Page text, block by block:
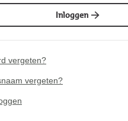
Inloggen
vergeten?
vergeten?